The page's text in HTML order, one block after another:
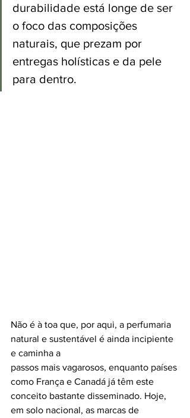
durabilidade está longe de ser
o foco das composições
naturais, que prezam por
entregas holísticas e da pele
para dentro.
Não é à toa que, por aqui, a perfumaria
natural e sustentável é ainda incipiente
e caminha a
passos mais vagarosos, enquanto países
como França e Canadá já têm este
conceito bastante disseminado. Hoje,
em solo nacional, as marcas de